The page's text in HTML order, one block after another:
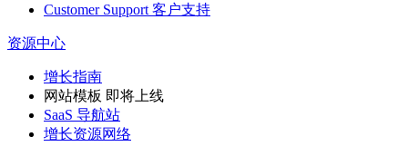
Customer Support 客户支持
资源中心
增长指南
网站模板 即将上线
SaaS 导航站
增长资源网络